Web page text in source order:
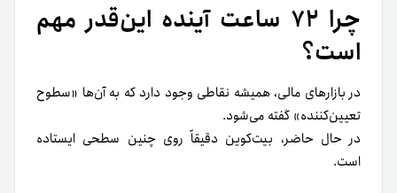
چرا ۷۲ ساعت آینده این‌قدر مهم
است؟
در بازارهای مالی، همیشه نقاطی وجود دارد که به آن‌ها «سطوح
تعیین‌کننده» گفته می‌شود.
در حال حاضر، بیت‌کوین دقیقاً روی چنین سطحی ایستاده
است.